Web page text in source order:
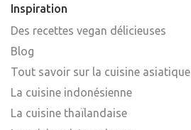
Inspiration
Des recettes vegan délicieuses
Blog
Tout savoir sur la cuisine asiatique
La cuisine indonésienne
La cuisine thaïlandaise